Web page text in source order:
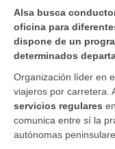
Alsa busca
oficina para
dispone de un
determinados
Organización líder en
viajeros por carretera.
servicios regulares
comunica entre sí la
autónomas